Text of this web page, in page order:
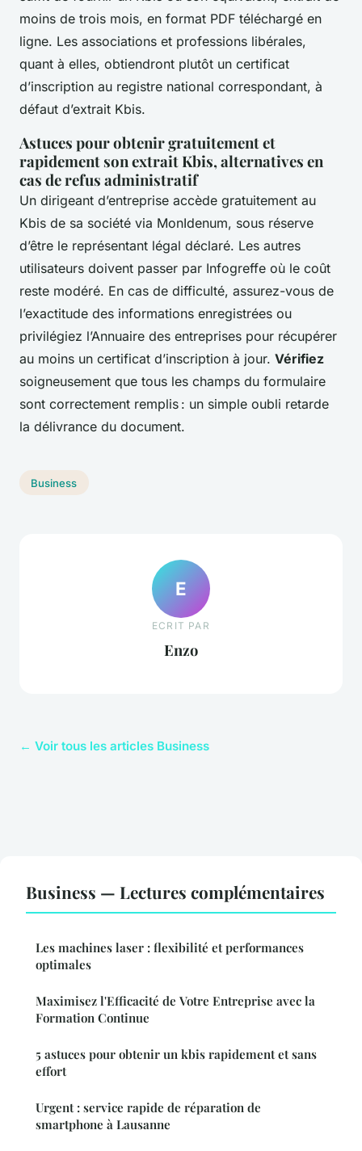
moins de trois mois, en format PDF téléchargé en
ligne. Les associations et professions libérales,
quant à elles, obtiendront plutôt un certificat
d’inscription au registre national correspondant, à
défaut d’extrait Kbis.
Astuces pour obtenir gratuitement et
rapidement son extrait Kbis, alternatives en
cas de refus administratif
Un dirigeant d’entreprise accède gratuitement au
Kbis de sa société via MonIdenum, sous réserve
d’être le représentant légal déclaré. Les autres
utilisateurs doivent passer par Infogreffe où le coût
reste modéré. En cas de difficulté, assurez-vous de
l’exactitude des informations enregistrées ou
privilégiez l’Annuaire des entreprises pour récupérer
au moins un certificat d’inscription à jour. Vérifiez
soigneusement que tous les champs du formulaire
sont correctement remplis : un simple oubli retarde
la délivrance du document.
Business
E
ECRIT PAR
Enzo
← Voir tous les articles Business
Business — Lectures complémentaires
Les machines laser : flexibilité et performances
optimales
Maximisez l'Efficacité de Votre Entreprise avec la
Formation Continue
5 astuces pour obtenir un kbis rapidement et sans
effort
Urgent : service rapide de réparation de
smartphone à Lausanne